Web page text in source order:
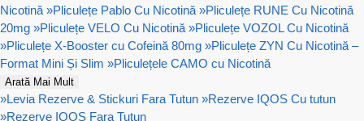
Nicotină »Pliculețe Pablo Cu Nicotină »Pliculețe RUNE Cu Nicotină
20mg »Pliculețe VELO Cu Nicotină »Pliculețe VOZOL Cu Nicotină
»Pliculețe X-Booster cu Cofeină 80mg »Pliculețe ZYN Cu Nicotină –
Format Mini Și Slim »Pliculețele CAMO cu Nicotină
Arată Mai Mult
»Levia Rezerve & Stickuri Fara Tutun »Rezerve IQOS Cu tutun
»Rezerve IQOS Fara Tutun